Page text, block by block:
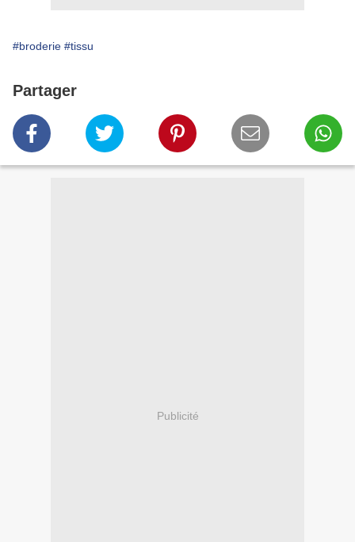
#broderie #tissu
Partager
Publicité